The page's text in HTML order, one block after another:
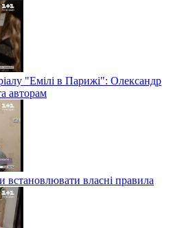
"Емілі в Парижі": Олександр
авторам
встановлювати власні правила